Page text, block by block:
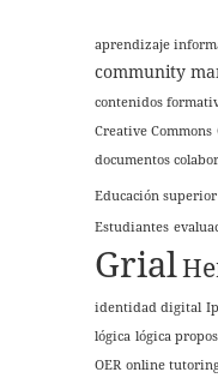
aprendizaje
community
contenidos
Creative Commons
documentos
Educación superior
Estudiantes
Grial
identidad digital
lógica lógica
OER online